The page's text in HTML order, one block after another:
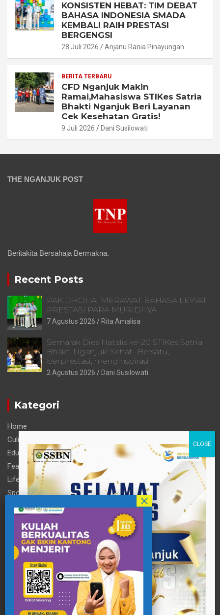
KONSISTEN HEBAT: TIM DEBAT
BAHASA INDONESIA SMADA
KEMBALI RAIH PRESTASI
BERGENGSI
28 Juli 2026 Anjanu Rania Pinayungan
BERITA TERBARU
CFD Nganjuk Makin
Ramai,Mahasiswa STIKes Satria
Bhakti Nganjuk Beri Layanan
Cek Kesehatan Gratis!
9 Juli 2026 Dani Susilowati
THE NGANJUK POST
Beritakita Bersahaja Bermakna.
Recent Posts
PAK DHONA, MERAWAT BAHASA LEWAT
PRESTASI PARA MURIDNYA
7 Agustus 2026 Rita Amalisa
Semarak Dies Natalis ke-20 STIKes Satria
Bhakti Nganjuk: Sehat -Bersatu,
berprestasi, menginspirasi
2 Agustus 2026 Dani Susilowati
Kategori
Home
Culinary
Education
Feature
Life Style
Sports
Technology
Informasi
Contact Person
pttigaanaknagari@gmail.com
Telp : +62 857-3515-2922